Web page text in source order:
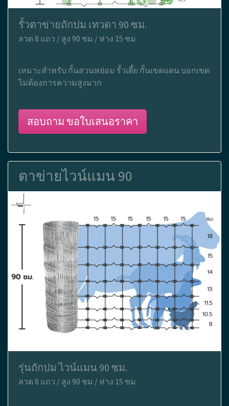
รั้วตาข่ายถักปม เทวดา 90 ซม.
ลวด 8 แถว / สูง 90 ซม / ห่าง 15 ซม
เหมาะสำหรับ กั้นสวนหย่อม รั้วเตี้ย กั้นเขตแดน บอกเขต
ไม่ต้องการความสูงมาก
สอบถาม ขอใบเสนอราคา
ตาข่ายไวน์แมน 90
รุ่นถักปม ไวน์แมน 90 ซม.
ลวด 8 แถว / สูง 90 ซม / ห่าง 15 ซม